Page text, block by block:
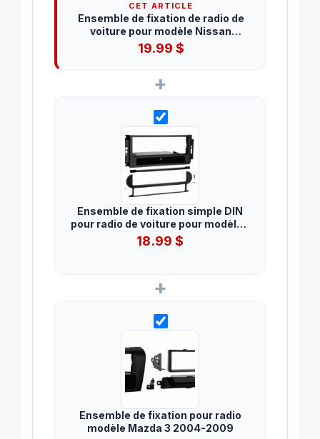
CET ARTICLE
Ensemble de fixation de radio de
voiture pour modèle Nissan
Altama 2005-2006.
19.99 $
+
Ensemble de fixation simple DIN
pour radio de voiture pour modèles
Chrysler, Dodge et Jeep 2004-
2010
18.99 $
+
Ensemble de fixation pour radio
modèle Mazda 3 2004-2009